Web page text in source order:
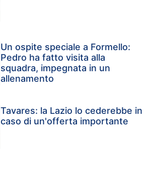
Un ospite speciale a Formello:
Pedro ha fatto visita alla
squadra, impegnata in un
allenamento
Tavares: la Lazio lo cederebbe in
caso di un'offerta importante